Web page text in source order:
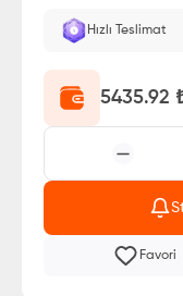
Hızlı Teslimat
5435.92
Favori